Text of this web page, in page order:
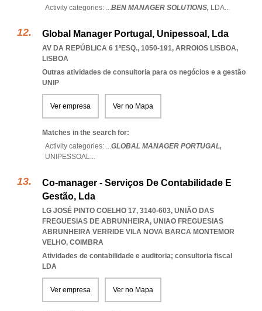
Activity categories: ...BEN MANAGER SOLUTIONS, LDA...
Global Manager Portugal, Unipessoal, Lda
AV DA REPÚBLICA 6 1ºESQ., 1050-191, ARROIOS LISBOA,
LISBOA
Outras atividades de consultoria para os negócios e a gestão
UNIP
Ver empresa Ver no Mapa
Matches in the search for:
Activity categories: ...GLOBAL MANAGER PORTUGAL,
UNIPESSOAL...
Co-manager - Serviços De Contabilidade E
Gestão, Lda
LG JOSÉ PINTO COELHO 17, 3140-603, UNIÃO DAS
FREGUESIAS DE ABRUNHEIRA, UNIAO FREGUESIAS
ABRUNHEIRA VERRIDE VILA NOVA BARCA MONTEMOR
VELHO, COIMBRA
Atividades de contabilidade e auditoria; consultoria fiscal
LDA
Ver empresa Ver no Mapa